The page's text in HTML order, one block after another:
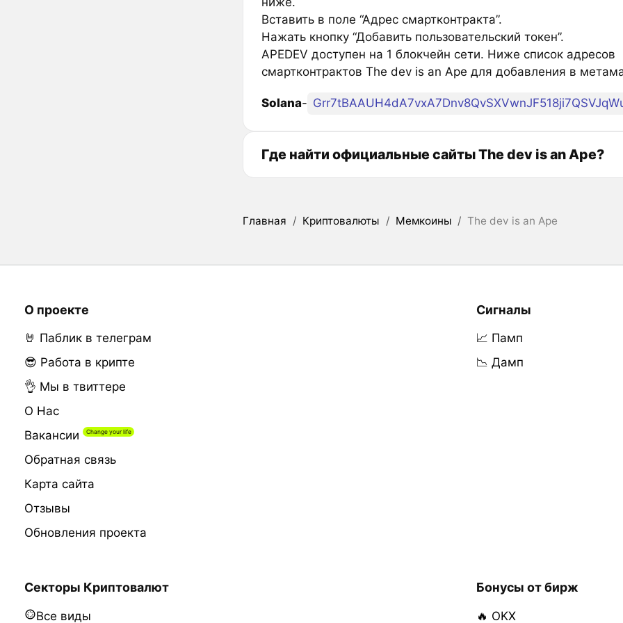
Вставить в поле “Адрес смартконтракта”.
Нажать кнопку “Добавить пользовательский токен”.
APEDEV доступен на 1 блокчейн сети. Ниже список адресов
смартконтрактов The dev is an Ape для добавления в
Solana-
Где найти официальные сайты The dev is an Ape?
Главная / Криптовалюты / Мемкоины / The dev is an Ape
О проекте
🤘 Паблик в телеграм
😎 Работа в крипте
👌 Мы в твиттере
О Нас
Вакансии
Обратная связь
Карта сайта
Отзывы
Обновления проекта
Сигналы
📈 Памп
📉 Дамп
Секторы Криптовалют
Все виды
Бонусы от бирж
🔥 OKX